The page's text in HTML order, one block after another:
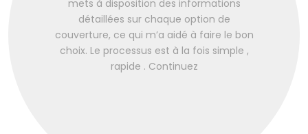
mets à disposition des informations
détaillées sur chaque option de
couverture, ce qui m’a aidé à faire le bon
choix. Le processus est à la fois simple ,
rapide . Continuez